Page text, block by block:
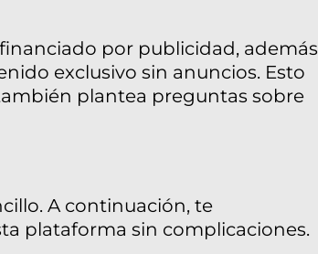
por publicidad, además
exclusivo sin anuncios. Esto
plantea preguntas sobre
A continuación, te
plataforma sin complicaciones.